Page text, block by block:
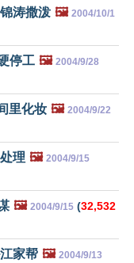
涛撒泼 🖼️ 2004/10/1
停工 🖼️ 2004/9/28
里化妆 🖼️ 2004/9/22
理 🖼️ 2004/9/15
🖼️ 2004/9/15 (32,532
家帮 🖼️ 2004/9/13